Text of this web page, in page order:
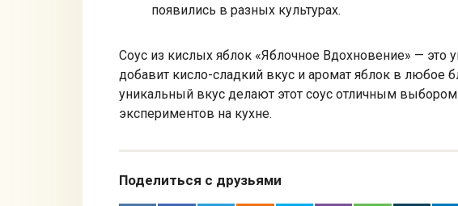
появились в разных культурах.
Соус из кислых яблок «Яблочное Вдохновение» — это
добавит кисло-сладкий вкус и аромат яблок в любое
уникальный вкус делают этот соус отличным
экспериментов на кухне.
Поделиться с друзьями